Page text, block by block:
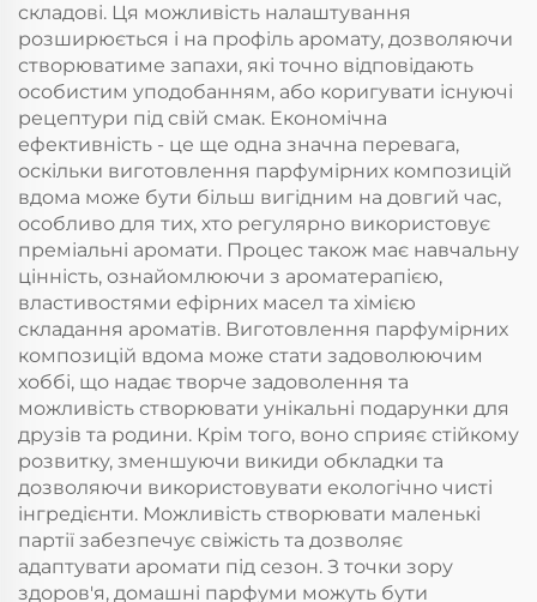
складові. Ця можливість налаштування
розширюється і на профіль аромату, дозволяючи
створюватиме запахи, які точно відповідають
особистим уподобанням, або коригувати існуючі
рецептури під свій смак. Економічна
ефективність - це ще одна значна перевага,
оскільки виготовлення парфумірних композицій
вдома може бути більш вигідним на довгий час,
особливо для тих, хто регулярно використовує
преміальні аромати. Процес також має навчальну
цінність, ознайомлюючи з ароматерапією,
властивостями ефірних масел та хімією
складання ароматів. Виготовлення парфумірних
композицій вдома може стати задоволюючим
хоббі, що надає творче задоволення та
можливість створювати унікальні подарунки для
друзів та родини. Крім того, воно сприяє стійкому
розвитку, зменшуючи викиди обкладки та
дозволяючи використовувати екологічно чисті
інгредієнти. Можливість створювати маленькі
партії забезпечує свіжість та дозволяє
адаптувати аромати під сезон. З точки зору
здоров'я, домашні парфуми можуть бути